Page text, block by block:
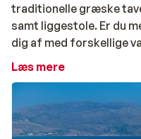
traditionelle græske
samt liggestole. Er du
dig af med forskellige
ferien kan du gå på
Læs mere